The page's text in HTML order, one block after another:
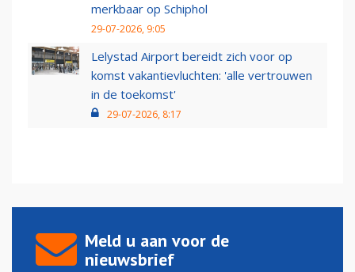
merkbaar op Schiphol
29-07-2026, 9:05
Lelystad Airport bereidt zich voor op
komst vakantievluchten: 'alle vertrouwen
in de toekomst'
29-07-2026, 8:17
Meld u aan voor de
nieuwsbrief